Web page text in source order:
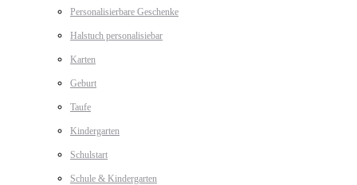
Personalisierbare Geschenke
Halstuch personalisiebar
Karten
Geburt
Taufe
Kindergarten
Schulstart
Schule & Kindergarten